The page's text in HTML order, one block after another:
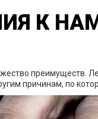
К
преимуществ.
причинам, по